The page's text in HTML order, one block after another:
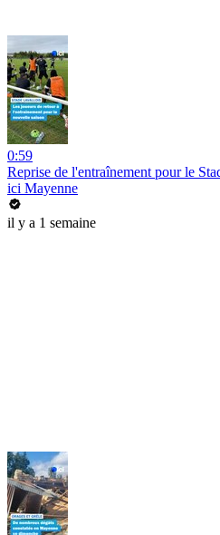
0:59
Reprise de l'entraînement pour le
ici Mayenne
il y a 1 semaine